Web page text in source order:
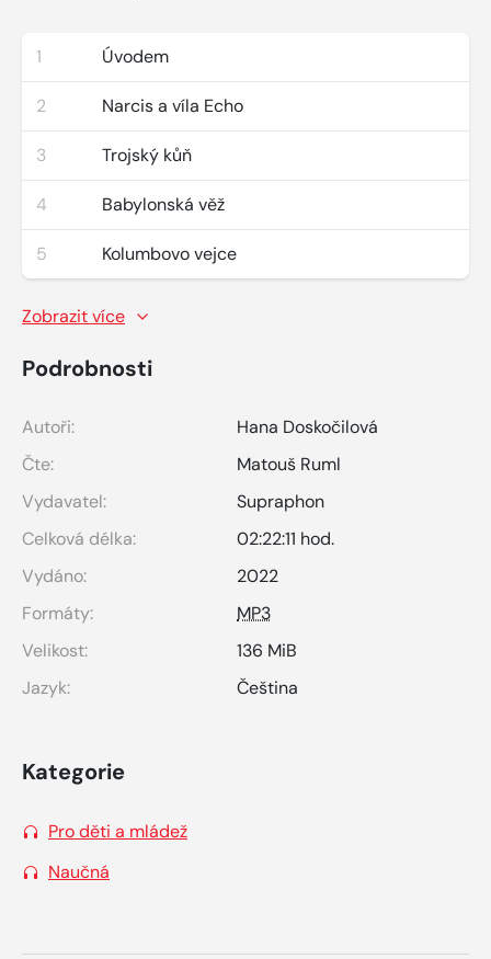
1 Úvodem
2 Narcis a víla Echo
3 Trojský kůň
4 Babylonská věž
5 Kolumbovo vejce
Zobrazit více
Podrobnosti
Autoři:
Hana Doskočilová
Čte:
Matouš Ruml
Vydavatel:
Supraphon
Celková délka:
02:22:11 hod.
Vydáno:
2022
Formáty:
MP3
Velikost:
136 MiB
Jazyk:
Čeština
Kategorie
Pro děti a mládež
Naučná